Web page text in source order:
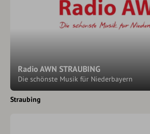
Radio AWN STRAUBING
Die schönste Musik für Niederbayern
Straubing